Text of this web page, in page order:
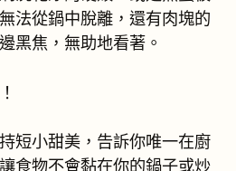
法從鍋中脫離，還有肉塊的
黑焦，無助地看著。
短小甜美，告訴你唯一在廚
食物不會黏在你的鍋子或炒